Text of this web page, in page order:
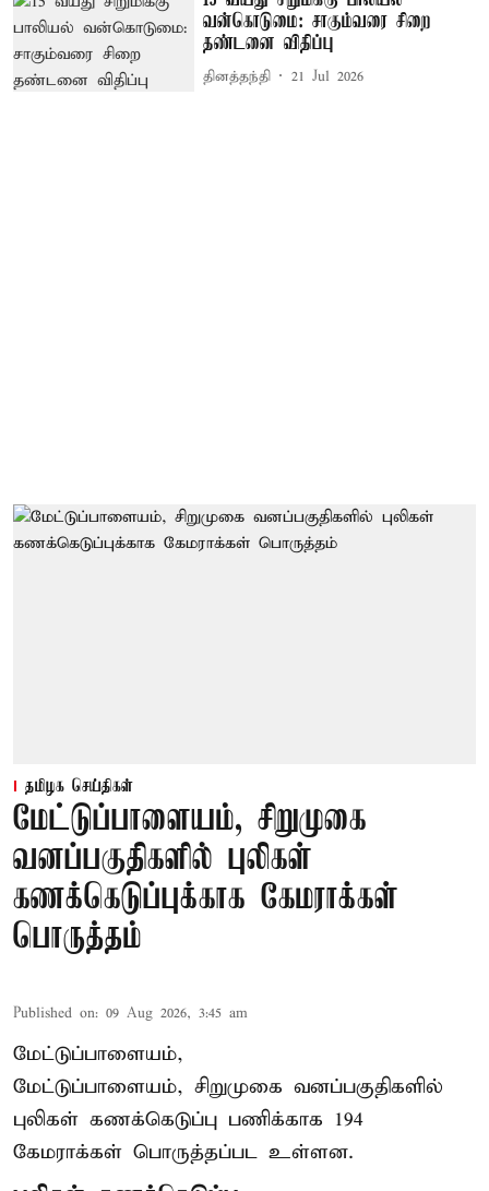
வன்கொடுமை: சாகும்வரை சிறை
தண்டனை விதிப்பு
தினத்தந்தி 21 Jul 2026
தமிழக செய்திகள்
மேட்டுப்பாளையம், சிறுமுகை
வனப்பகுதிகளில் புலிகள்
கணக்கெடுப்புக்காக கேமராக்கள்
பொருத்தம்
Published on: 09 Aug 2026, 3:45 am
மேட்டுப்பாளையம்,
மேட்டுப்பாளையம், சிறுமுகை வனப்பகுதிகளில்
புலிகள் கணக்கெடுப்பு பணிக்காக 194
கேமராக்கள் பொருத்தப்பட உள்ளன.